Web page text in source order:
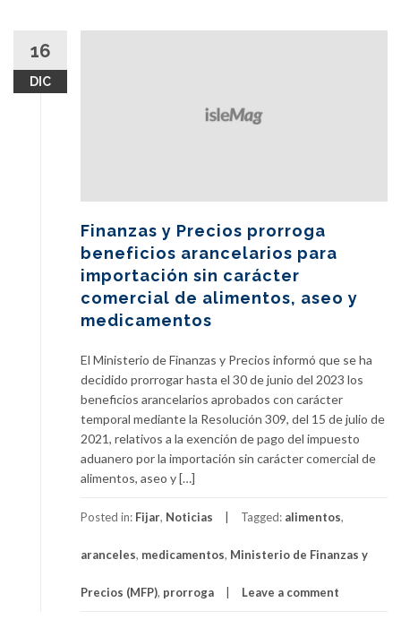
16
DIC
Finanzas y Precios prorroga
beneficios arancelarios para
importación sin carácter
comercial de alimentos, aseo y
medicamentos
El Ministerio de Finanzas y Precios informó que se ha
decidido prorrogar hasta el 30 de junio del 2023 los
beneficios arancelarios aprobados con carácter
temporal mediante la Resolución 309, del 15 de julio de
2021, relativos a la exención de pago del impuesto
aduanero por la importación sin carácter comercial de
alimentos, aseo y […]
Posted in: Fijar, Noticias Tagged: alimentos,
aranceles, medicamentos, Ministerio de Finanzas y
Precios (MFP), prorroga Leave a comment